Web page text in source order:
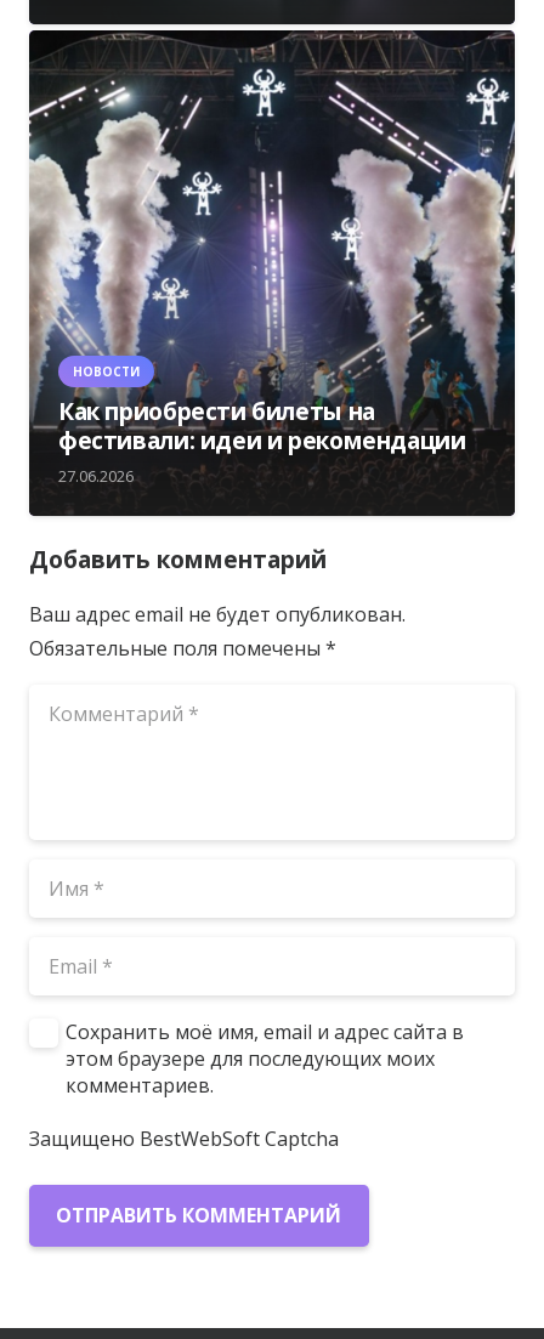
НОВОСТИ
Как приобрести билеты на
фестивали: идеи и рекомендации
27.06.2026
Добавить комментарий
Ваш адрес email не будет опубликован.
Обязательные поля помечены *
Сохранить моё имя, email и адрес сайта в
этом браузере для последующих моих
комментариев.
Защищено BestWebSoft Captcha
ОТПРАВИТЬ КОММЕНТАРИЙ